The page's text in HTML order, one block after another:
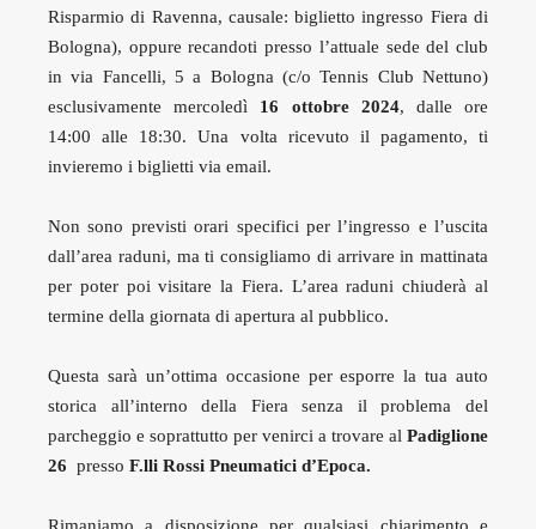
Risparmio di Ravenna, causale: biglietto ingresso Fiera di
Bologna), oppure recandoti presso l’attuale sede del club
in via Fancelli, 5 a Bologna (c/o Tennis Club Nettuno)
esclusivamente mercoledì 16 ottobre 2024, dalle ore
14:00 alle 18:30. Una volta ricevuto il pagamento, ti
invieremo i biglietti via email.
Non sono previsti orari specifici per l’ingresso e l’uscita
dall’area raduni, ma ti consigliamo di arrivare in mattinata
per poter poi visitare la Fiera. L’area raduni chiuderà al
termine della giornata di apertura al pubblico.
Questa sarà un’ottima occasione per esporre la tua auto
storica all’interno della Fiera senza il problema del
parcheggio e soprattutto per venirci a trovare al Padiglione
26 presso F.lli Rossi Pneumatici d’Epoca.